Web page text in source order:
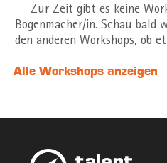
Zur Zeit gibt es keine
Bogenmacher/in. Schau bald
den anderen Workshops, ob
Alle Workshops anzeigen